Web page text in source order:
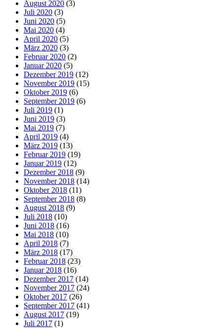
August 2020 (3)
Juli 2020 (3)
Juni 2020 (5)
Mai 2020 (4)
April 2020 (5)
März 2020 (3)
Februar 2020 (2)
Januar 2020 (5)
Dezember 2019 (12)
November 2019 (15)
Oktober 2019 (6)
September 2019 (6)
Juli 2019 (1)
Juni 2019 (3)
Mai 2019 (7)
April 2019 (4)
März 2019 (13)
Februar 2019 (19)
Januar 2019 (12)
Dezember 2018 (9)
November 2018 (14)
Oktober 2018 (11)
September 2018 (8)
August 2018 (9)
Juli 2018 (10)
Juni 2018 (16)
Mai 2018 (10)
April 2018 (7)
März 2018 (17)
Februar 2018 (23)
Januar 2018 (16)
Dezember 2017 (14)
November 2017 (24)
Oktober 2017 (26)
September 2017 (41)
August 2017 (19)
Juli 2017 (1)